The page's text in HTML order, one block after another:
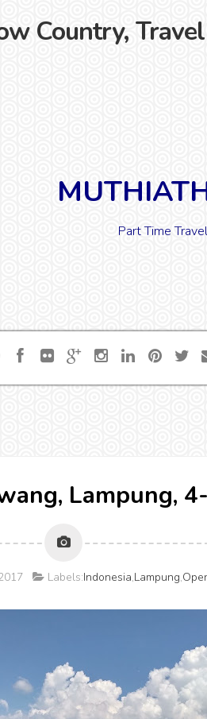
Country,
Part Time
Lampung,
Labels:Indonesia,Lampung,